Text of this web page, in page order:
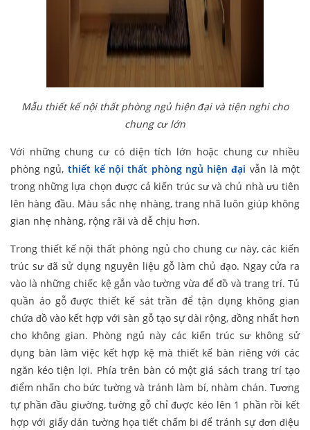
Mẫu thiết kế nội thất phòng ngủ hiện đại và tiện nghi cho
chung cư lớn
Với những chung cư có diện tích lớn hoặc chung cư nhiều
phòng ngủ, thiết kế nội thất phòng ngủ hiện đại vẫn là một
trong những lựa chọn được cả kiến trúc sư và chủ nhà ưu tiên
lên hàng đầu. Màu sắc nhẹ nhàng, trang nhã luôn giúp không
gian nhẹ nhàng, rộng rãi và dễ chịu hơn.
Trong thiết kế nội thất phòng ngủ cho chung cư này, các kiến
trúc sư đã sử dụng nguyên liệu gỗ làm chủ đạo. Ngay cửa ra
vào là những chiếc kệ gắn vào tường vừa để đồ và trang trí. Tủ
quần áo gỗ được thiết kế sát trần để tận dụng không gian
chứa đồ vào kết hợp với sàn gỗ tạo sự dài rộng, đồng nhất hơn
cho không gian. Phòng ngủ này các kiến trúc sư không sử
dụng bàn làm việc kết hợp kệ mà thiết kế bàn riêng với các
ngăn kéo tiện lợi. Phía trên bàn có một giá sách trang trí tạo
điểm nhấn cho bức tường và tránh làm bí, nhàm chán. Tương
tự phần đầu giường, tường gỗ chỉ được kéo lên 1 phần rồi kết
hợp với giấy dán tường họa tiết chấm bi để tránh sự đơn điệu